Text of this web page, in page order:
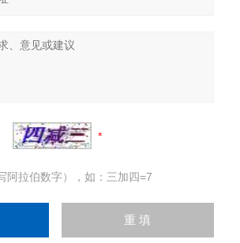
阿拉伯数字），如：三加四=7